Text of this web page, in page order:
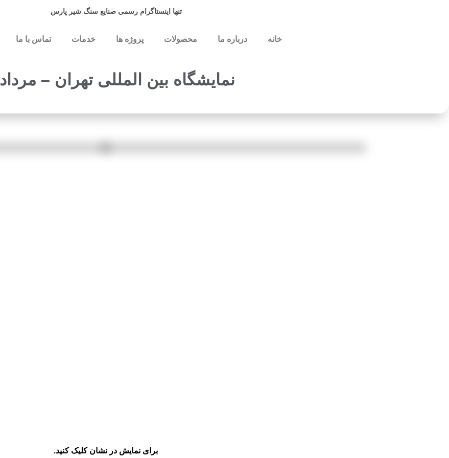
تنها اینستاگرام رسمی صنایع سنگ شیر پارس
خانه درباره ما محصولات پروژه ها خدمات تماس با ما
نمایشگاه بین المللی تهران – مرداد 93
برای نمایش در نشان کلیک کنید.